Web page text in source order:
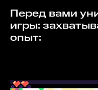
Перед вами уникальная версия
игры:
опыт: